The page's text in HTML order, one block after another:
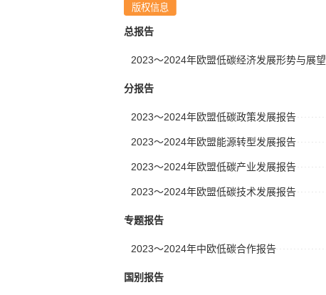
总报告
2023～2024年欧盟低碳经济发展形势与展望
分报告
2023～2024年欧盟低碳政策发展报告
2023～2024年欧盟能源转型发展报告
2023～2024年欧盟低碳产业发展报告
2023～2024年欧盟低碳技术发展报告
专题报告
2023～2024年中欧低碳合作报告
国别报告